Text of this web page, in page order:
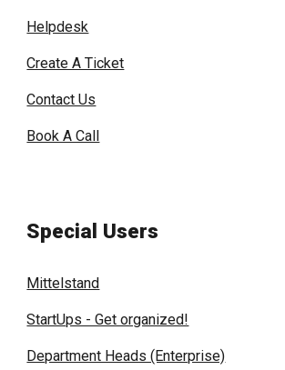
Helpdesk
Create A Ticket
Contact Us
Book A Call
Special Users
Mittelstand
StartUps - Get organized!
Department Heads (Enterprise)